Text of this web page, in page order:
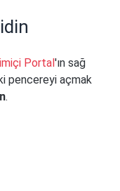
Portal'ın sağ
pencereyi açmak
.